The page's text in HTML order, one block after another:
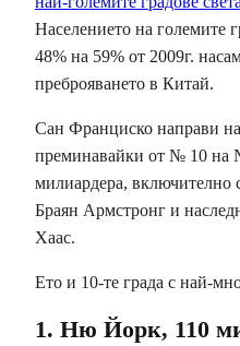
Населението на големите
48% на 59% от 2009г.
преброяването в Китай.
Сан Франциско направи
преминавайки от № 10 на
милиардера, включително
Браян Армстронг и
Хаас.
Ето и 10-те града с най-
1. Ню Йорк, 110